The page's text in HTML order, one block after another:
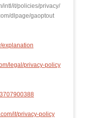
intl/it/policies/privacy/
dlpage/gaoptout
explanation
legal/privacy-policy
it/privacy-policy